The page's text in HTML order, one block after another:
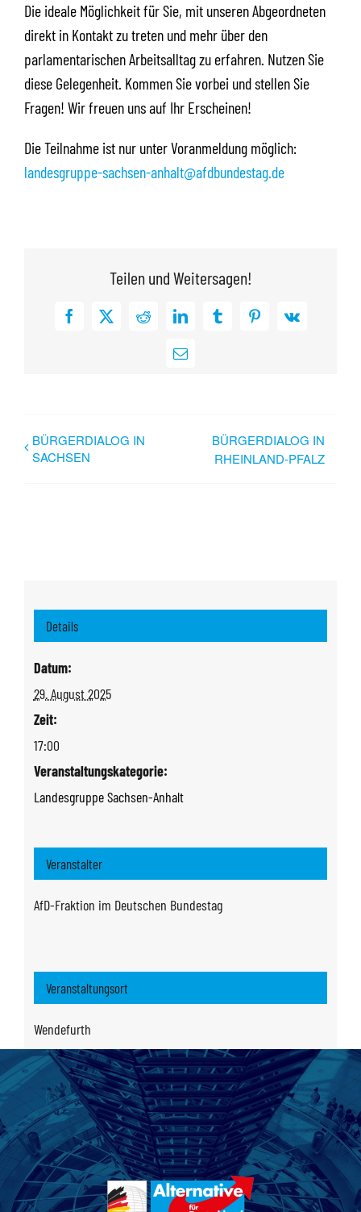
Die ideale Möglichkeit für Sie, mit unseren Abgeordneten
direkt in Kontakt zu treten und mehr über den
parlamentarischen Arbeitsalltag zu erfahren. Nutzen Sie
diese Gelegenheit. Kommen Sie vorbei und stellen Sie
Fragen! Wir freuen uns auf Ihr Erscheinen!
Die Teilnahme ist nur unter Voranmeldung möglich:
landesgruppe-sachsen-anhalt@afdbundestag.de
Teilen und Weitersagen!
Facebook
X RedditLinkedInTumblrPinterest
Vk
E-
BÜRGERDIALOG IN
SACHSEN
BÜRGERDIALOG IN
RHEINLAND-PFALZ
Details
Datum:
29. August 2025
Zeit:
17:00
Veranstaltungskategorie:
Landesgruppe Sachsen-Anhalt
Veranstalter
AfD-Fraktion im Deutschen Bundestag
Veranstaltungsort
Wendefurth